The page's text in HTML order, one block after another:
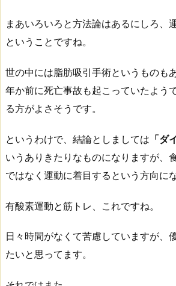
まあいろいろと方法論はあるにしろ、
ということですね。
世の中には脂肪吸引手術というものも
年か前に死亡事故も起こっていたよう
る方がよさそうです。
というわけで、結論としましては 「ダ
いうありきたりなものになりますが、
ではなく運動に着目するという方向に
有酸素運動と筋トレ、これですね。
日々時間がなくて苦慮していますが、
たいと思ってます。